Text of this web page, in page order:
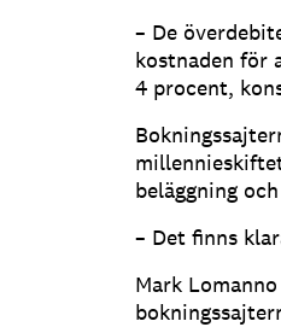
– De
kostnaden för
4 procent,
beläggning
– Det finns
Mark